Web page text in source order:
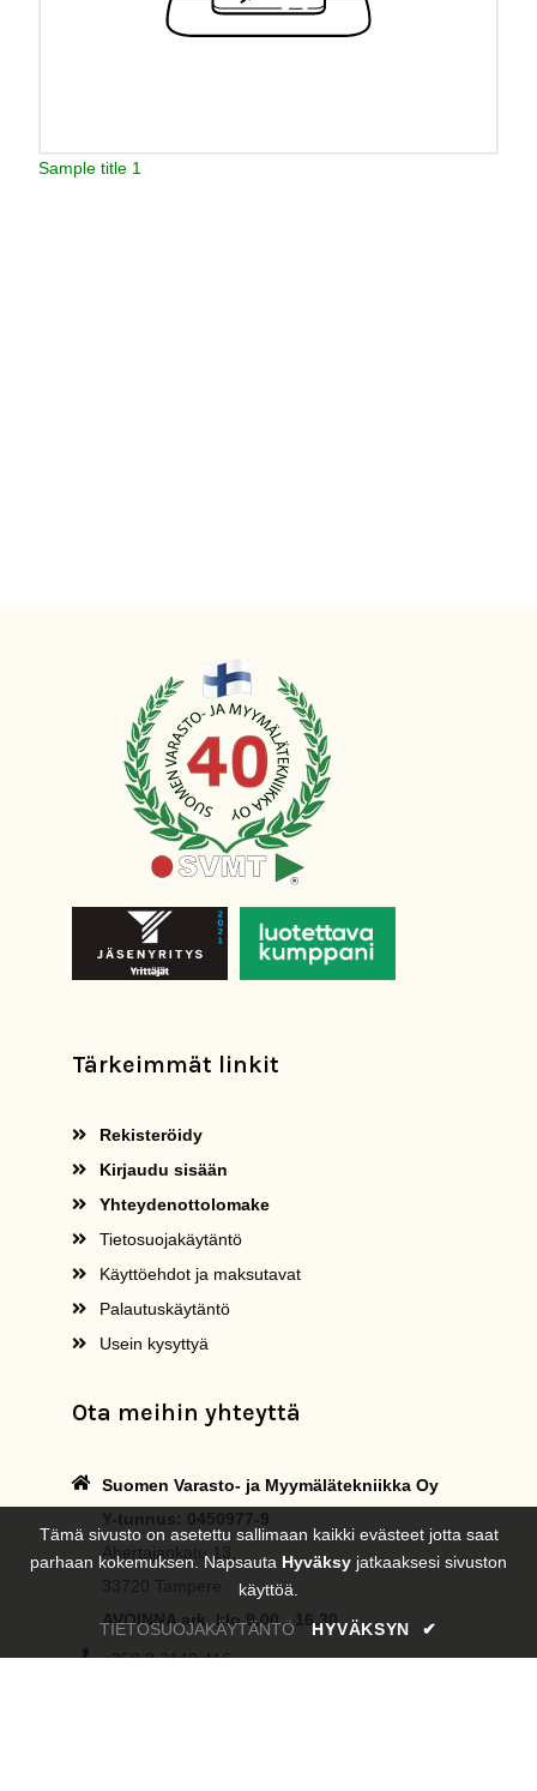
Sample title 1
Tärkeimmät linkit
Rekisteröidy
Kirjaudu sisään
Yhteydenottolomake
Tietosuojakäytäntö
Käyttöehdot ja maksutavat
Palautuskäytäntö
Usein kysyttyä
Ota meihin yhteyttä
Suomen Varasto- ja Myymälätekniikka Oy
Y-tunnus: 0450977-9
Ahertajankatu 13,
33720 Tampere
AVOINNA ark. klo 9.00 - 16.30
+358 3 2149 416
Tämä sivusto on asetettu sallimaan kaikki evästeet jotta saat
parhaan kokemuksen. Napsauta Hyväksy jatkaaksesi sivuston
käyttöä.
TIETOSUOJAKÄYTÄNTÖ HYVÄKSYN ✔